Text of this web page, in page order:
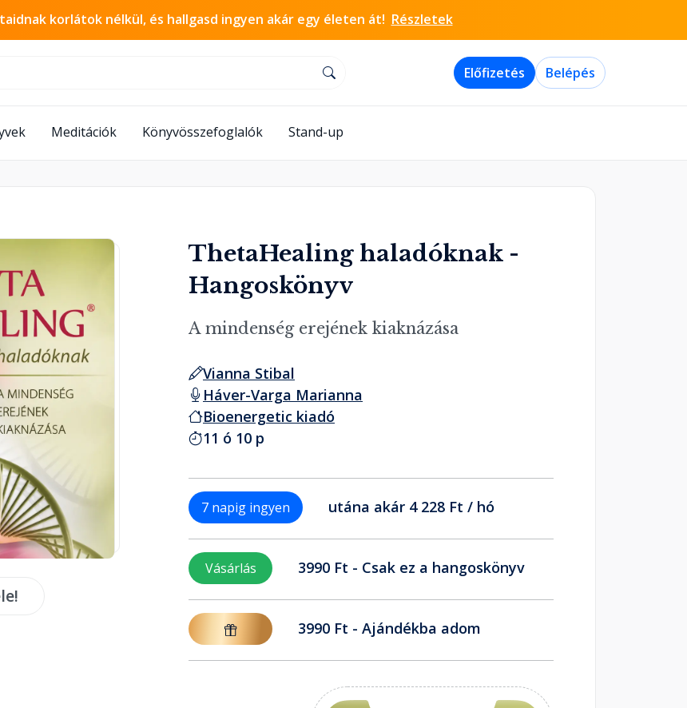
korlátok nélkül, és hallgasd ingyen akár egy életen át! Részletek
Előfizetés Belépés
Meditációk Könyvösszefoglalók Stand-up
ThetaHealing haladóknak -
Hangoskönyv
A mindenség erejének kiaknázása
Vianna Stibal
Háver-Varga Marianna
Bioenergetic kiadó
11 ó 10 p
7 napig ingyen utána akár 4 228 Ft / hó
Vásárlás 3990 Ft - Csak ez a hangoskönyv
3990 Ft - Ajándékba adom